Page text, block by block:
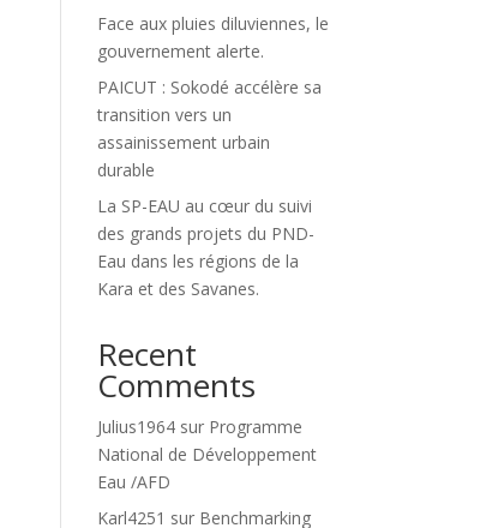
Face aux pluies diluviennes, le
gouvernement alerte.
PAICUT : Sokodé accélère sa
transition vers un
assainissement urbain
durable
La SP-EAU au cœur du suivi
des grands projets du PND-
Eau dans les régions de la
Kara et des Savanes.
Recent
Comments
Julius1964 sur Programme
National de Développement
Eau /AFD
Karl4251 sur Benchmarking